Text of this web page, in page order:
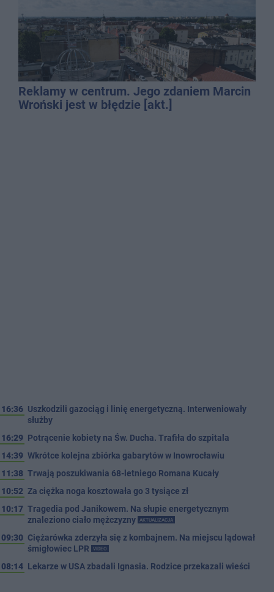
Reklamy w centrum. Jego zdaniem Marcin
Wroński jest w błędzie [akt.]
16:36 Uszkodzili gazociąg i linię energetyczną. Interweniowały
służby
16:29 Potrącenie kobiety na Św. Ducha. Trafiła do szpitala
14:39 Wkrótce kolejna zbiórka gabarytów w Inowrocławiu
11:38 Trwają poszukiwania 68-letniego Romana Kucały
10:52 Za ciężka noga kosztowała go 3 tysiące zł
10:17 Tragedia pod Janikowem. Na słupie energetycznym
znaleziono ciało mężczyzny
AKTUALIZACJA
09:30 Ciężarówka zderzyła się z kombajnem. Na miejscu lądował
śmigłowiec LPR
VIDEO
08:14 Lekarze w USA zbadali Ignasia. Rodzice przekazali wieści